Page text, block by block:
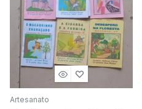
Artesanato